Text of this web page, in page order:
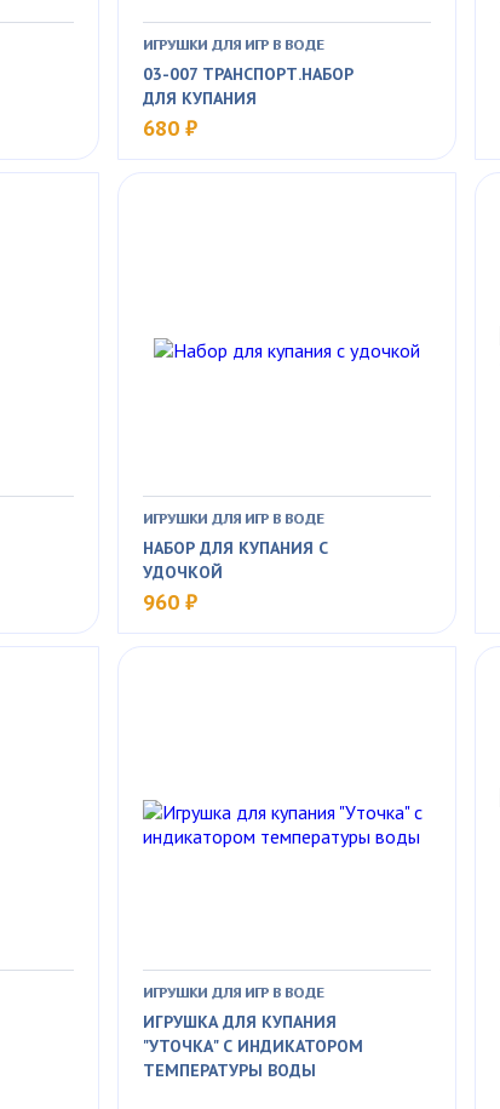
ИГРУШКИ ДЛЯ ИГР В ВОДЕ
03-007 ТРАНСПОРТ.НАБОР
ДЛЯ КУПАНИЯ
680 ₽
ИГРУШКИ ДЛЯ ИГР В ВОДЕ
НАБОР ДЛЯ КУПАНИЯ С
УДОЧКОЙ
960 ₽
ИГРУШКИ ДЛЯ ИГР В ВОДЕ
ИГРУШКА ДЛЯ КУПАНИЯ
"УТОЧКА" С ИНДИКАТОРОМ
ТЕМПЕРАТУРЫ ВОДЫ